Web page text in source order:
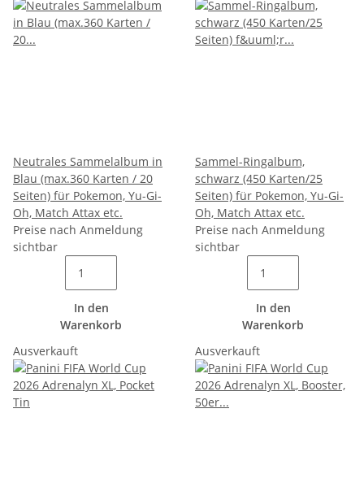
Neutrales Sammelalbum in
Blau (max.360 Karten / 20
Seiten) für Pokemon, Yu-Gi-
Oh, Match Attax etc.
Preise nach Anmeldung
sichtbar
In den
Warenkorb
Sammel-Ringalbum,
schwarz (450 Karten/25
Seiten) für Pokemon, Yu-Gi-
Oh, Match Attax etc.
Preise nach Anmeldung
sichtbar
In den
Warenkorb
Ausverkauft
Ausverkauft